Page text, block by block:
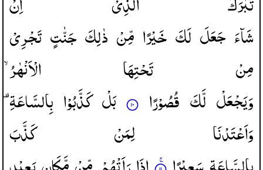
شَآءَ جَعَلَ لَكَ خَیْرًا مِّنْ ذٰلِكَ جَنّٰتٍ تَجْرِیْ
مِنْ
تَحْتِهَا
الْاَنْهٰرُ ۙ
وَیَجْعَلْ لَّكَ قُصُوْرًا بَلْ كَذَّبُوْا بِالسَّاعَةِ ۫
وَاَعْتَدْنَا
لِمَنْ
كَذَّبَ